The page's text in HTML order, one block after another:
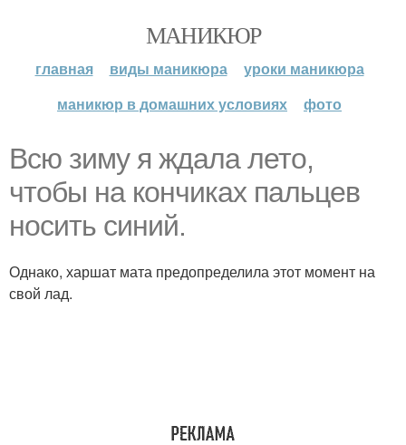
МАНИКЮР
главная виды маникюра
уроки маникюра
маникюр в домашних условиях
фото
Всю зиму я ждала лето,
чтобы на кончиках пальцев
носить синий.
Однако, харшат мата предопределила этот момент на
свой лад.